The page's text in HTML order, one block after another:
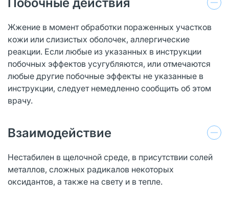
Жжение в момент обработки пораженных участков
кожи или слизистых оболочек, аллергические
реакции. Если любые из указанных в инструкции
побочных эффектов усугубляются, или отмечаются
любые другие побочные эффекты не указанные в
инструкции, следует немедленно сообщить об этом
врачу.
Взаимодействие
Нестабилен в щелочной среде, в присутствии солей
металлов, сложных радикалов некоторых
оксидантов, а также на свету и в тепле.